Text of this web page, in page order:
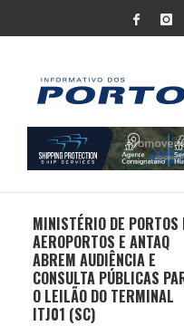
MINISTÉRIO DE PORTOS
AEROPORTOS E ANTAQ
ABREM AUDIÊNCIA E
CONSULTA PÚBLICAS
O LEILÃO DO TERMINAL
ITJ01 (SC)